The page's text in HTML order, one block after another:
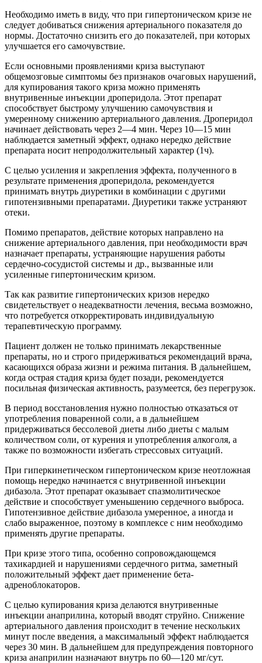
Необходимо иметь в виду, что при гипертоническом кризе не
следует добиваться снижения артериального показателя до
нормы. Достаточно снизить его до показателей, при которых
улучшается его самочувствие.
Если основными проявлениями криза выступают
общемозговые симптомы без признаков очаговых нарушений,
для купирования такого криза можно применять
внутривенные инъекции дроперидола. Этот препарат
способствует быстрому улучшению самочувствия и
умеренному снижению артериального давления. Дроперидол
начинает действовать через 2—4 мин. Через 10—15 мин
наблюдается заметный эффект, однако нередко действие
препарата носит непродолжительный характер (1ч).
С целью усиления и закрепления эффекта, полученного в
результате применения дроперидола, рекомендуется
принимать внутрь диуретики в комбинации с другими
гипотензивными препаратами. Диуретики также устраняют
отеки.
Помимо препаратов, действие которых направлено на
снижение артериального давления, при необходимости врач
назначает препараты, устраняющие нарушения работы
сердечно-сосудистой системы и др., вызванные или
усиленные гипертоническим кризом.
Так как развитие гипертонических кризов нередко
свидетельствует о неадекватности лечения, весьма возможно,
что потребуется откорректировать индивидуальную
терапевтическую программу.
Пациент должен не только принимать лекарственные
препараты, но и строго придерживаться рекомендаций врача,
касающихся образа жизни и режима питания. В дальнейшем,
когда острая стадия криза будет позади, рекомендуется
посильная физическая активность, разумеется, без перегрузок.
В период восстановления нужно полностью отказаться от
употребления поваренной соли, а в дальнейшем
придерживаться бессолевой диеты либо диеты с малым
количеством соли, от курения и употребления алкоголя, а
также по возможности избегать стрессовых ситуаций.
При гиперкинетическом гипертоническом кризе неотложная
помощь нередко начинается с внутривенной инъекции
дибазола. Этот препарат оказывает спазмолитическое
действие и способствует уменьшению сердечного выброса.
Гипотензивное действие дибазола умеренное, а иногда и
слабо выраженное, поэтому в комплексе с ним необходимо
применять другие препараты.
При кризе этого типа, особенно сопровождающемся
тахикардией и нарушениями сердечного ритма, заметный
положительный эффект дает применение бета-
адреноблокаторов.
С целью купирования криза делаются внутривенные
инъекции анаприлина, который вводят струйно. Снижение
артериального давления происходит в течение нескольких
минут после введения, а максимальный эффект наблюдается
через 30 мин. В дальнейшем для предупреждения повторного
криза анаприлин назначают внутрь по 60—120 мг/сут.